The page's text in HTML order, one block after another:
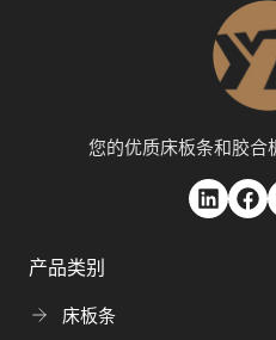
您的优质床板条和胶合
产品类别
床板条